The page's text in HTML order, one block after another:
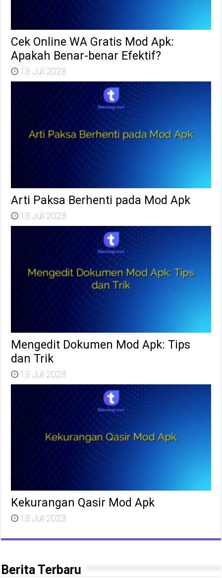
Cek Online WA Gratis Mod Apk:
Apakah Benar-benar Efektif?
13 Juli 2023
Arti Paksa Berhenti pada Mod Apk
13 Juli 2023
Mengedit Dokumen Mod Apk: Tips
dan Trik
13 Juli 2023
Kekurangan Qasir Mod Apk
13 Juli 2023
Berita Terbaru